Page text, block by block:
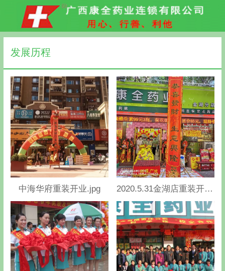
发展历程
中海华府重装开业.jpg 2020.5.31金湖店重装开业.jpg